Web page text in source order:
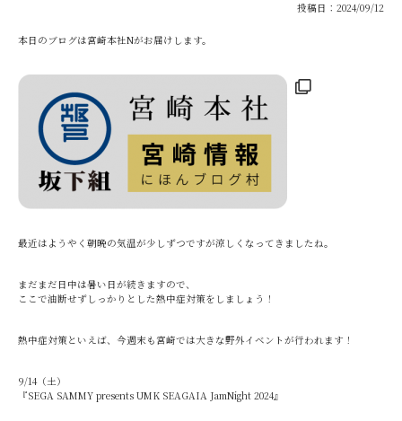
投稿日：2024/09/12
本日のブログは宮崎本社Nがお届けします。
最近はようやく朝晩の気温が少しずつですが涼しくなってきましたね。
まだまだ日中は暑い日が続きますので、
ここで油断せずしっかりとした熱中症対策をしましょう！
熱中症対策といえば、今週末も宮崎では大きな野外イベントが行われます！
9/14（土）
『SEGA SAMMY presents UMK SEAGAIA JamNight 2024』